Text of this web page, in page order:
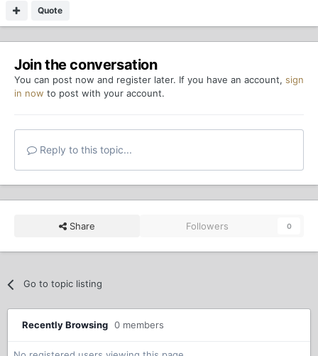
Quote
Join the conversation
You can post now and register later. If you have an account, sign
in now to post with your account.
Reply to this topic...
Share Followers 0
Go to topic listing
Recently Browsing 0 members